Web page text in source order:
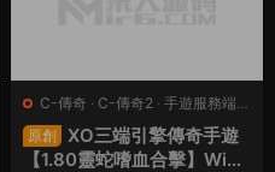
C-傳奇 · C-傳奇2 · 手遊服務端·
端遊服務端
原創
XO三端引擎傳奇手遊
【1.80靈蛇嗜血合擊】Win